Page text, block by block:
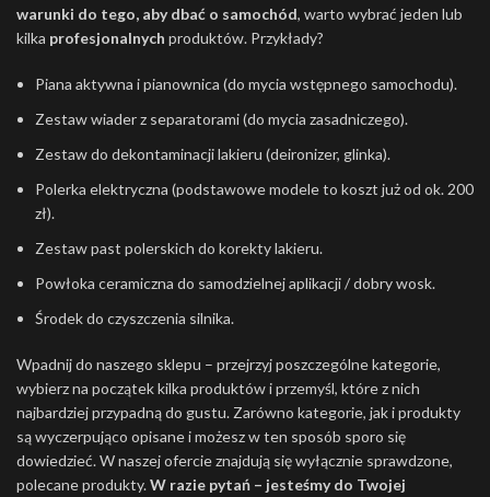
warunki do tego, aby dbać o samochód, warto wybrać jeden lub
kilka profesjonalnych produktów. Przykłady?
Piana aktywna i pianownica (do mycia wstępnego samochodu).
Zestaw wiader z separatorami (do mycia zasadniczego).
Zestaw do dekontaminacji lakieru (deironizer, glinka).
Polerka elektryczna (podstawowe modele to koszt już od ok. 200
zł).
Zestaw past polerskich do korekty lakieru.
Powłoka ceramiczna do samodzielnej aplikacji / dobry wosk.
Środek do czyszczenia silnika.
Wpadnij do naszego sklepu – przejrzyj poszczególne kategorie,
wybierz na początek kilka produktów i przemyśl, które z nich
najbardziej przypadną do gustu. Zarówno kategorie, jak i produkty
są wyczerpująco opisane i możesz w ten sposób sporo się
dowiedzieć. W naszej ofercie znajdują się wyłącznie sprawdzone,
polecane produkty.W razie pytań – jesteśmy do Twojej